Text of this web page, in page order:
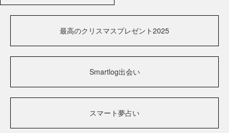
最高のクリスマスプレゼント2025
Smartlog出会い
スマート夢占い